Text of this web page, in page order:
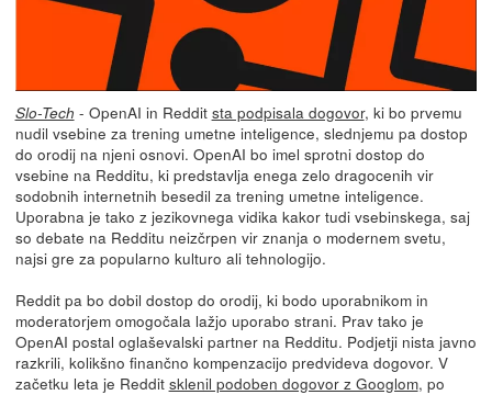
Slo-Tech - OpenAI in Reddit sta podpisala dogovor, ki bo prvemu
nudil vsebine za trening umetne inteligence, slednjemu pa dostop
do orodij na njeni osnovi. OpenAI bo imel sprotni dostop do
vsebine na Redditu, ki predstavlja enega zelo dragocenih vir
sodobnih internetnih besedil za trening umetne inteligence.
Uporabna je tako z jezikovnega vidika kakor tudi vsebinskega, saj
so debate na Redditu neizčrpen vir znanja o modernem svetu,
najsi gre za popularno kulturo ali tehnologijo.
Reddit pa bo dobil dostop do orodij, ki bodo uporabnikom in
moderatorjem omogočala lažjo uporabo strani. Prav tako je
OpenAI postal oglaševalski partner na Redditu. Podjetji nista javno
razkrili, kolikšno finančno kompenzacijo predvideva dogovor. V
začetku leta je Reddit sklenil podoben dogovor z Googlom, po